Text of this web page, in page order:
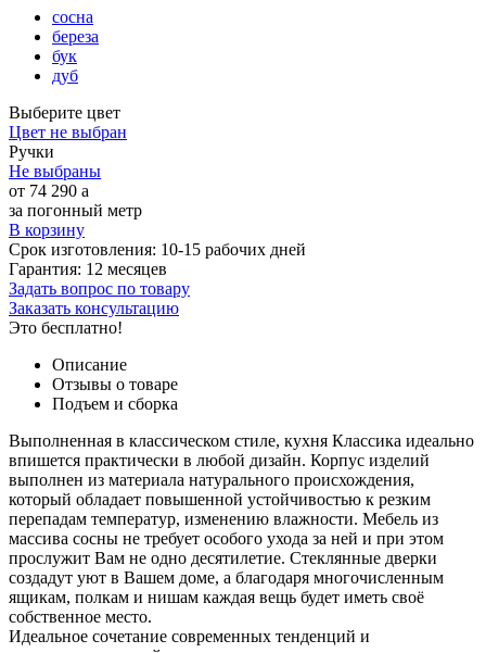
сосна
береза
бук
дуб
Выберите цвет
Цвет не выбран
Ручки
Не выбраны
от 74 290 a
за погонный метр
В корзину
Срок изготовления: 10-15 рабочих дней
Гарантия: 12 месяцев
Задать вопрос по товару
Заказать консультацию
Это бесплатно!
Описание
Отзывы о товаре
Подъем и сборка
Выполненная в классическом стиле, кухня Классика идеально
впишется практически в любой дизайн. Корпус изделий
выполнен из материала натурального происхождения,
который обладает повышенной устойчивостью к резким
перепадам температур, изменению влажности. Мебель из
массива сосны не требует особого ухода за ней и при этом
прослужит Вам не одно десятилетие. Стеклянные дверки
создадут уют в Вашем доме, а благодаря многочисленным
ящикам, полкам и нишам каждая вещь будет иметь своё
собственное место.
Идеальное сочетание современных тенденций и